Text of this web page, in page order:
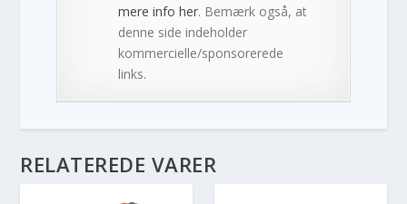
mere info her. Bemærk også, at
denne side indeholder
kommercielle/sponsorerede
links.
RELATEREDE VARER